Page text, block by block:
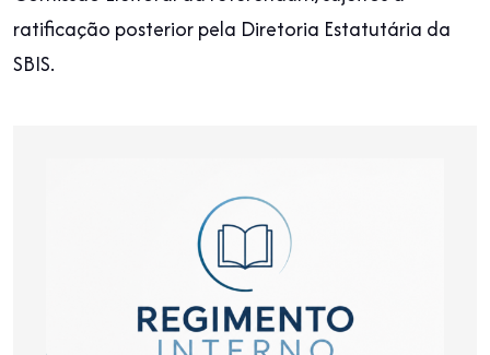
ratificação posterior pela Diretoria Estatutária da
SBIS.